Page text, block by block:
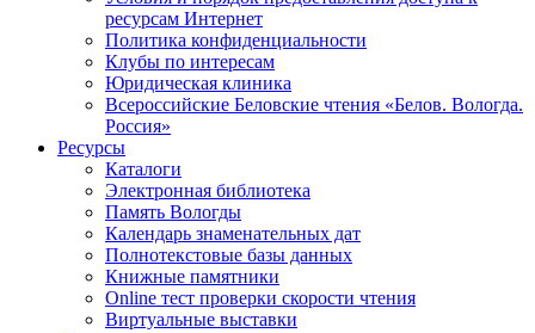
ресурсам Интернет
Политика конфиденциальности
Клубы по интересам
Юридическая клиника
Всероссийские Беловские чтения «Белов. Вологда.
Россия»
Ресурсы
Каталоги
Электронная библиотека
Память Вологды
Календарь знаменательных дат
Полнотекстовые базы данных
Книжные памятники
Online тест проверки скорости чтения
Виртуальные выставки